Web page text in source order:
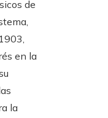
de
en la
la